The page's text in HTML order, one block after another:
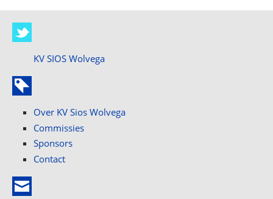
KV SIOS Wolvega
Over KV Sios Wolvega
Commissies
Sponsors
Contact